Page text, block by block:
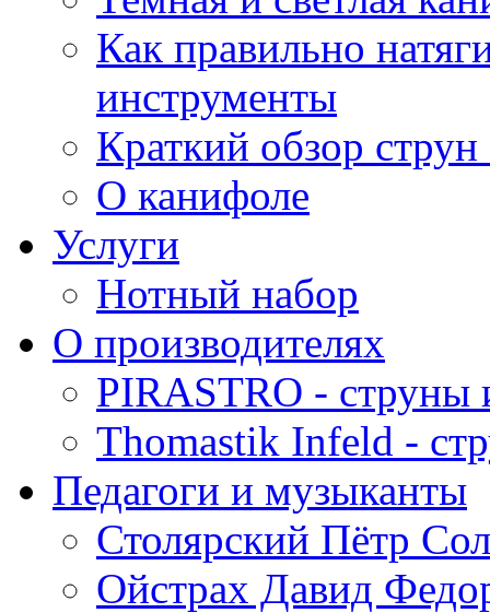
Как правильно
инструменты
Краткий обзор
О канифоле
Услуги
Нотный набор
О производителях
PIRASTRO - струны
Thomastik Infeld -
Педагоги и музыканты
Столярский Пётр
Ойстрах Давид